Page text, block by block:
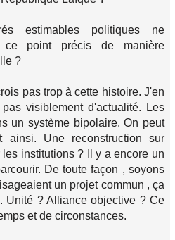
estimables politiques ne
ce point précis de manière
?
pas trop à cette histoire. J'en
visiblement d'actualité. Les
un système bipolaire. On peut
ainsi. Une reconstruction sur
institutions ? Il y a encore un
De toute façon , soyons
un projet commun , ça
Unité ? Alliance objective ? Ce
et de circonstances.